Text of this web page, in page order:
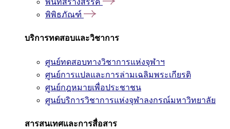
พื้นที่สร้างสรรค์
พิพิธภัณฑ์
บริการทดสอบและวิชาการ
ศูนย์ทดสอบทางวิชาการแห่งจุฬาฯ
ศูนย์การแปลและการล่ามเฉลิมพระเกียรติ
ศูนย์กฎหมายเพื่อประชาชน
ศูนย์บริการวิชาการแห่งจุฬาลงกรณ์มหาวิทยาลัย
สารสนเทศและการสื่อสาร